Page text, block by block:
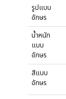
รูปแบบ
อักษร
น้ำหนัก
แบบ
อักษร
สีแบบ
อักษร